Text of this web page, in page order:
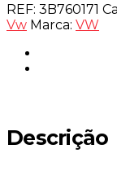
REF: 3B760171
Vw Marca: VW
Descrição